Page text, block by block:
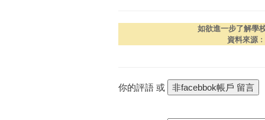
如欲進一步了解學
資料來源﹕
你的評語 或